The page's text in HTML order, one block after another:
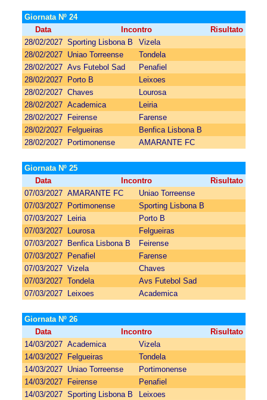
Giornata Nº 24
Data
Incontro
Risultato
28/02/2027 Sporting Lisbona B
Vizela
28/02/2027
Uniao Torreense
Tondela
28/02/2027 Avs Futebol Sad
Penafiel
28/02/2027
Porto B
Leixoes
28/02/2027 Chaves
Lourosa
28/02/2027 Academica
Leiria
28/02/2027
Feirense
Farense
28/02/2027
Felgueiras
Benfica Lisbona B
28/02/2027
Portimonense AMARANTE FC
Giornata Nº 25
Data
Incontro
Risultato
07/03/2027 AMARANTE FC
Uniao Torreense
07/03/2027
Portimonense
Sporting Lisbona B
07/03/2027
Leiria
Porto B
07/03/2027
Lourosa
Felgueiras
07/03/2027
Benfica Lisbona B
Feirense
07/03/2027
Penafiel
Farense
07/03/2027 Vizela
Chaves
07/03/2027 Tondela
Avs Futebol Sad
07/03/2027
Leixoes Academica
Giornata Nº 26
Data
Incontro
Risultato
14/03/2027 Academica
Vizela
14/03/2027
Felgueiras
Tondela
14/03/2027
Uniao Torreense
Portimonense
14/03/2027
Feirense
Penafiel
14/03/2027 Sporting Lisbona B
Leixoes